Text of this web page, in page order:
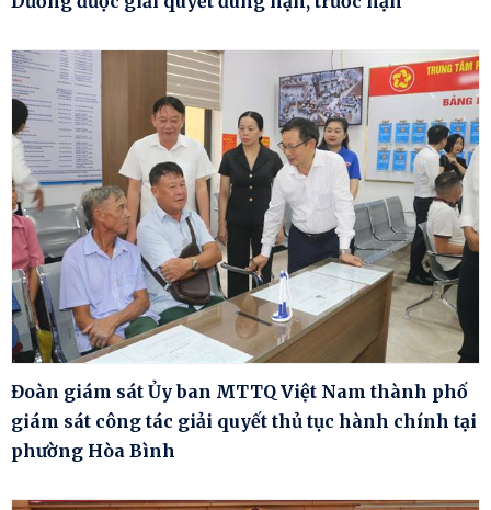
Đoàn giám sát Ủy ban MTTQ Việt Nam thành phố
giám sát công tác giải quyết thủ tục hành chính tại
phường Hòa Bình